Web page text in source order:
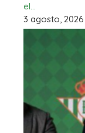
el…
3 agosto, 2026